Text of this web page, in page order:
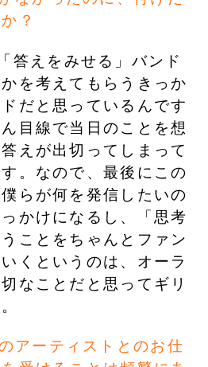
？
答えをみせる」バンド
を考えてもらうきっか
だと思っているんです
目線で当日のことを想
えが出切ってしまって
。なので、最後にこの
らが何を発信したいの
かけになるし、「思考
ことをちゃんとファン
くというのは、オーラ
なことだと思ってギリ
アーティストとのお仕